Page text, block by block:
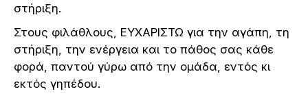
στήριξη.
Στους φιλάθλους, ΕΥΧΑΡΙΣΤΩ για την αγάπη, τη
στήριξη, την ενέργεια και το πάθος σας κάθε
φορά, παντού γύρω από την ομάδα, εντός κι
εκτός γηπέδου.